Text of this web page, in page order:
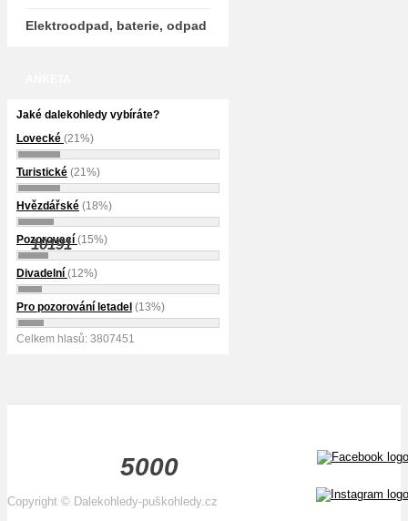
Elektroodpad, baterie, odpad
Jaké dalekohledy vybíráte?
Lovecké (21%)
Turistické (21%)
Hvězdářské (18%)
Pozorovací (15%)
Divadelní (12%)
Pro pozorování letadel (13%)
Celkem hlasů: 3807451
5000
10191
Copyright © Dalekohledy-puškohledy.cz